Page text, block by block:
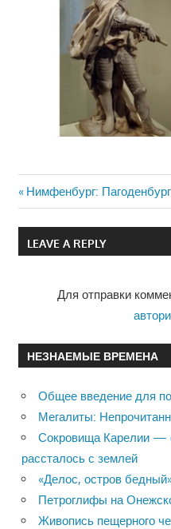
Навигация
по
Previous
Post:
Нимфенбург: Пагоденбург
LEAVE A REPLY
Для отправки
НЕЗНАЕМЫЕ ВРЕМЕНА
Общее введение для
Мегалиты:
Сокровища Карелии —
рассталось с землей
«Делос, остров
Петроглифы на
Живопись пещерного